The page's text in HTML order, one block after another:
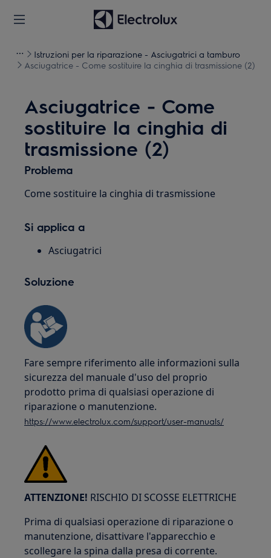
Istruzioni per la riparazione - Asciugatrici a tamburo
Asciugatrice - Come sostituire la cinghia di trasmissione (2)
Asciugatrice - Come
sostituire la cinghia di
trasmissione (2)
Problema
Come sostituire la cinghia di trasmissione
Si applica a
Asciugatrici
Soluzione
Fare sempre riferimento alle informazioni sulla
sicurezza del manuale d'uso del proprio
prodotto prima di qualsiasi operazione di
riparazione o manutenzione.
https://www.electrolux.com/support/user-manuals/
ATTENZIONE! RISCHIO DI SCOSSE ELETTRICHE
Prima di qualsiasi operazione di riparazione o
manutenzione, disattivare l'apparecchio e
scollegare la spina dalla presa di corrente.